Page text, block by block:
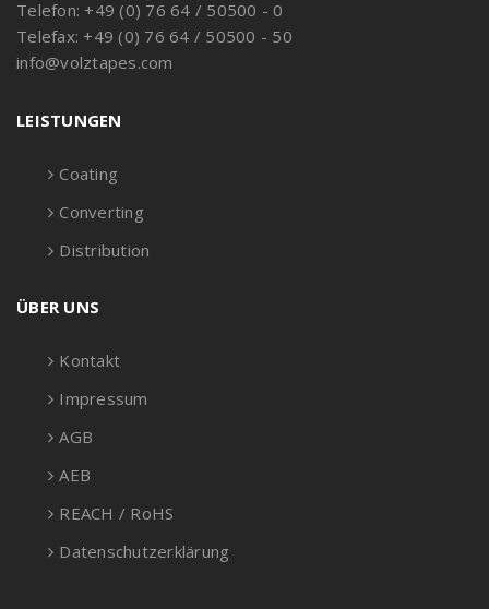
Telefon: +49 (0) 76 64 / 50500 - 0
Telefax: +49 (0) 76 64 / 50500 - 50
info@volztapes.com
LEISTUNGEN
Coating
Converting
Distribution
ÜBER UNS
Kontakt
Impressum
AGB
AEB
REACH / RoHS
Datenschutzerklärung